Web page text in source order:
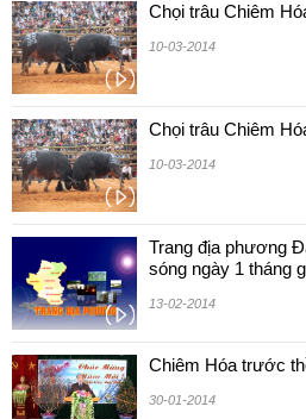
Chọi trâu Chiêm
10-03-2014
Chọi trâu Chiêm
10-03-2014
Trang địa phương
sóng ngày 1 tháng
13-02-2014
Chiêm Hóa trước
30-01-2014